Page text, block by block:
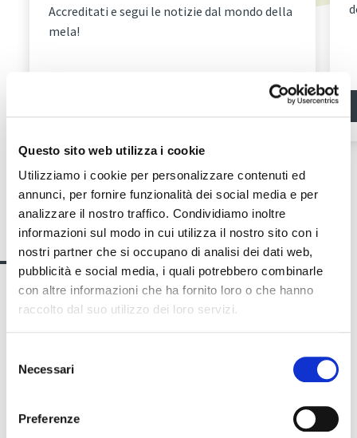
Questo sito web utilizza i cookie
Utilizziamo i cookie per personalizzare contenuti ed
annunci, per fornire funzionalità dei social media e per
analizzare il nostro traffico. Condividiamo inoltre
informazioni sul modo in cui utilizza il nostro sito con i
nostri partner che si occupano di analisi dei dati web,
pubblicità e social media, i quali potrebbero combinarle
con altre informazioni che ha fornito loro o che hanno
raccolto dal suo utilizzo dei loro servizi.
delNecessari
Preferenze
Accreditati e segui le notizie dal mondo della
mela!
Contatto
Manuela Monsorno